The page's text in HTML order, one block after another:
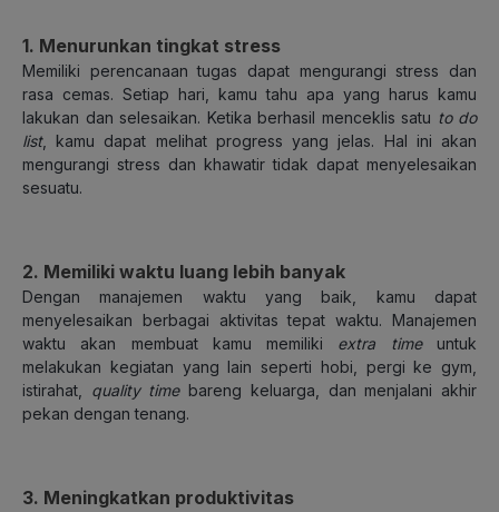
1. Menurunkan tingkat stress
Memiliki perencanaan tugas dapat mengurangi stress dan
rasa cemas. Setiap hari, kamu tahu apa yang harus kamu
lakukan dan selesaikan. Ketika berhasil menceklis satu to do
list, kamu dapat melihat progress yang jelas. Hal ini akan
mengurangi stress dan khawatir tidak dapat menyelesaikan
sesuatu.
2. Memiliki waktu luang lebih banyak
Dengan manajemen waktu yang baik, kamu dapat
menyelesaikan berbagai aktivitas tepat waktu. Manajemen
waktu akan membuat kamu memiliki extra timeuntuk
melakukan kegiatan yang lain seperti hobi, pergi ke gym,
istirahat, quality timebareng keluarga, dan menjalani akhir
pekan dengan tenang.
3. Meningkatkan produktivitas